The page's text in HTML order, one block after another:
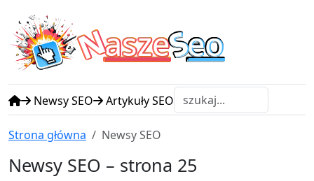
NaszeSeo
Newsy SEO Artykuły SEO
Strona główna Newsy SEO
Newsy SEO – strona 25